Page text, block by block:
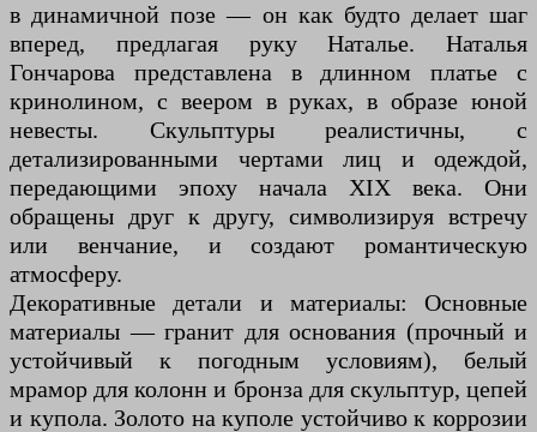
в динамичной позе — он как будто делает шаг
вперед, предлагая руку Наталье. Наталья
Гончарова представлена в длинном платье с
кринолином, с веером в руках, в образе юной
невесты. Скульптуры реалистичны, с
детализированными чертами лиц и одеждой,
передающими эпоху начала XIX века. Они
обращены друг к другу, символизируя встречу
или венчание, и создают романтическую
атмосферу.
Декоративные детали и материалы: Основные
материалы — гранит для основания (прочный и
устойчивый к погодным условиям), белый
мрамор для колонн и бронза для скульптур, цепей
и купола. Золото на куполе устойчиво к коррозии